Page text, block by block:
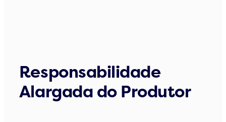
Responsabilidade
Alargada do Produtor